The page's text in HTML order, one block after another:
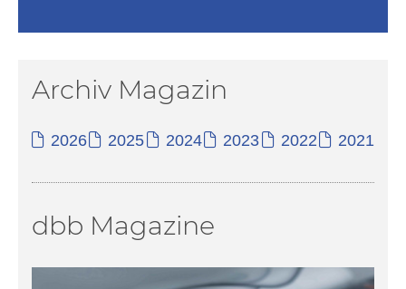
Archiv Magazin
2026 2025 2024 2023 2022 2021
dbb Magazine